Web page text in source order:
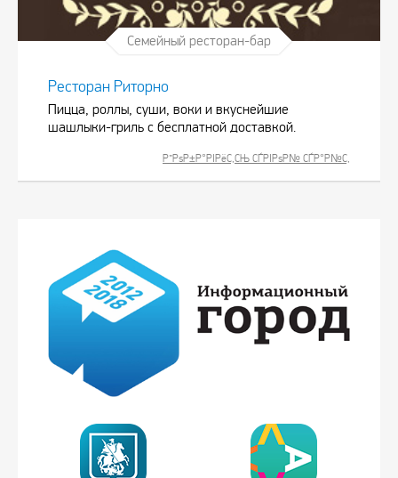
Семейный ресторан-бар
Ресторан Риторно
Пицца, роллы, суши, воки и вкуснейшие
шашлыки-гриль с бесплатной доставкой.
Р”РѕР±Р°РІРёС‚СЊ СЃРІРѕР№ СЃР°Р№С‚